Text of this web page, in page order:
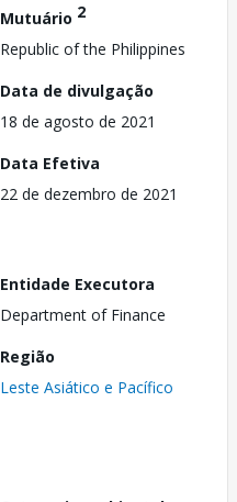
Mutuário 2
Republic of the Philippines
Data de divulgação
18 de agosto de 2021
Data Efetiva
22 de dezembro de 2021
Entidade Executora
Department of Finance
Região
Leste Asiático e Pacífico